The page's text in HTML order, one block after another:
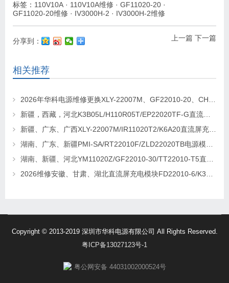
标签： 110V10A · 110V10A维修 · GF11020-20 ·
GF11020-20维修 · IV3000H-2 · IV3000H-2维修
上一篇 下一篇
分享到：
相关推荐
2026年华科电源维修更换XLY-22007M、GF22010-20、CHR-22020直流屏充电模块
新疆，西藏，河北K3B05L/H110R05T/EP22020TF-G直流屏充电模块维修更换
新疆、广东、广西XLY-22007M/IR11020T2/K6A20直流屏充电模块维修更换
湖南、广东、新疆PMI-SA/RT22010F/ZLD22020TB电源模块维修更换
湖南、新疆、河北YM11020Z/GF22010-30/TT22010-T5直流屏充电模块维修更换
2026维修安徽、甘肃、湖北直流屏充电模块FD22010-6/K3B20L/GF22010-10
Copyright © 2013-2019 深圳市华科电源有限公司 All Rights Reserved.
粤ICP备13027123号-1
粤公网安备 44031002000524号